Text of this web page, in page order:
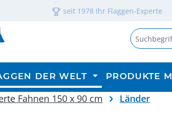
seit 1978 Ihr Flaggen-Experte
DER WELT PRODUKTE
Fahnen 150 x 90 cm Länder